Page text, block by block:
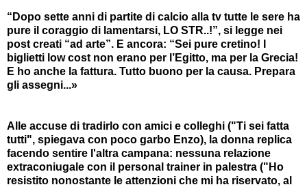
“Dopo sette anni di partite di calcio alla tv tutte le sere ha
pure il coraggio di lamentarsi, LO STR..!”, si legge nei
post creati “ad arte”. E ancora: “Sei pure cretino! I
biglietti low cost non erano per l’Egitto, ma per la Grecia!
E ho anche la fattura. Tutto buono per la causa. Prepara
gli assegni...»
Alle accuse di tradirlo con amici e colleghi ("Ti sei fatta
tutti", spiegava con poco garbo Enzo), la donna replica
facendo sentire l'altra campana: nessuna relazione
extraconiugale con il personal trainer in palestra ("Ho
resistito nonostante le attenzioni che mi ha riservato, al